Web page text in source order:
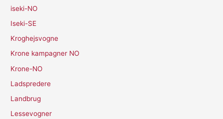
iseki-NO
Iseki-SE
Kroghejsvogne
Krone kampagner NO
Krone-NO
Ladspredere
Landbrug
Lessevogner